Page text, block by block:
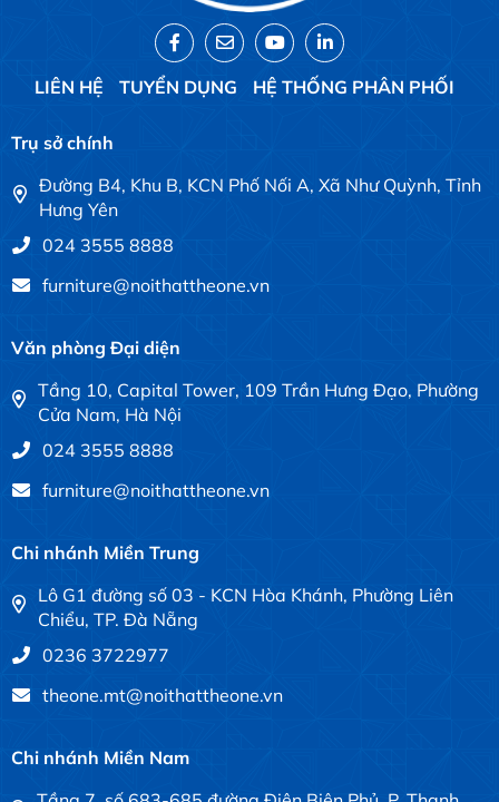
LIÊN HỆ TUYỂN DỤNG HỆ THỐNG PHÂN PHỐI
Trụ sở chính
Đường B4, Khu B, KCN Phố Nối A, Xã Như Quỳnh, Tỉnh
Hưng Yên
024 3555 8888
furniture@noithattheone.vn
Văn phòng Đại diện
Tầng 10, Capital Tower, 109 Trần Hưng Đạo, Phường
Cửa Nam, Hà Nội
024 3555 8888
furniture@noithattheone.vn
Chi nhánh Miền Trung
Lô G1 đường số 03 - KCN Hòa Khánh, Phường Liên
Chiểu, TP. Đà Nẵng
0236 3722977
theone.mt@noithattheone.vn
Chi nhánh Miền Nam